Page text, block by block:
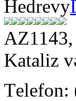
Hedrevy
AZ1143,
Kataliz
Тelefon: